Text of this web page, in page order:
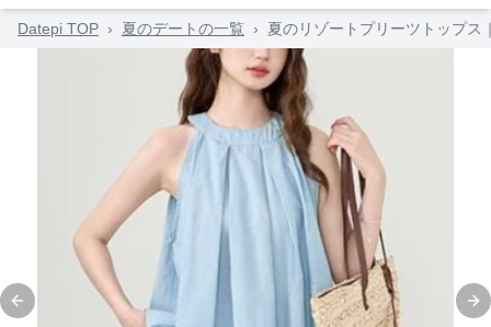
Datepi TOP › 夏のデートの一覧 › 夏のリゾートプリーツトップス
Previous slide